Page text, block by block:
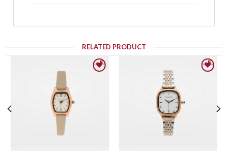
RELATED PRODUCT
Add to wishlist